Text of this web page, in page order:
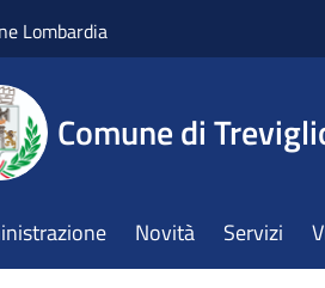
Lombardia
Comune di
Novità Servizi